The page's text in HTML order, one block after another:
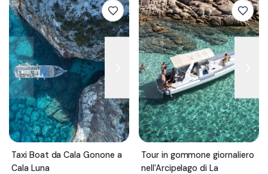
Taxi Boat da Cala Gonone a
Cala Luna
Tour in gommone giornaliero
nell'Arcipelago di La